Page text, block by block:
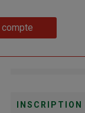
compte